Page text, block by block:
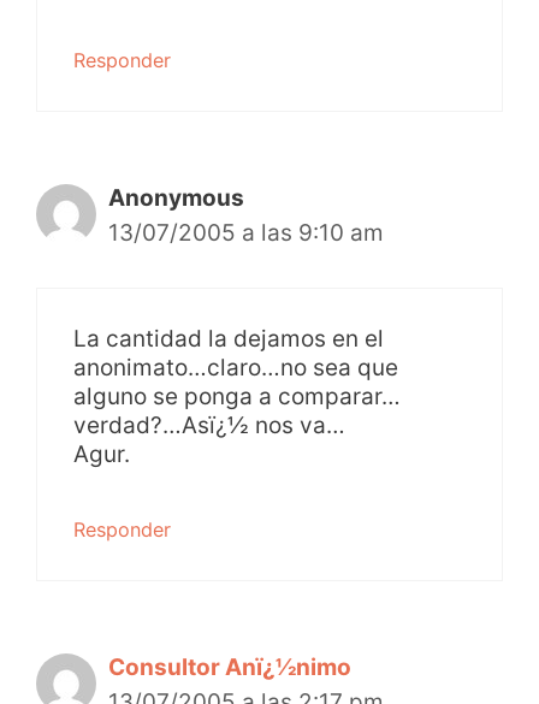
Responder
Anonymous
13/07/2005 a las 9:10 am
La cantidad la dejamos en el
anonimato…claro…no sea que
alguno se ponga a comparar…
verdad?…Asï¿½ nos va…
Agur.
Responder
Consultor Anï¿½nimo